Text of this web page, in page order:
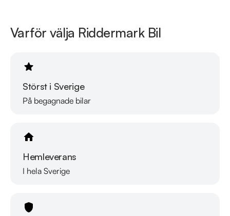
Varför välja Riddermark Bil
Störst i Sverige
På begagnade bilar
Hemleverans
I hela Sverige
https://vimeo.com/1011323016
Måndag - Söndag: 08:00 - 24:00
Besökstider i butik:
Söndag: 10:00 - 16:00